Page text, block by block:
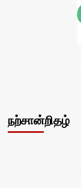
நற்சான்றிதழ்